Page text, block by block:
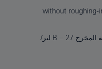
without roughing-
أداء التدفق: المخرج A = 27 لتر/دقيقة المخرج B = 27 لتر/